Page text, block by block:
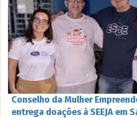
Conselho da Mulher
entrega doações à SEEJA em